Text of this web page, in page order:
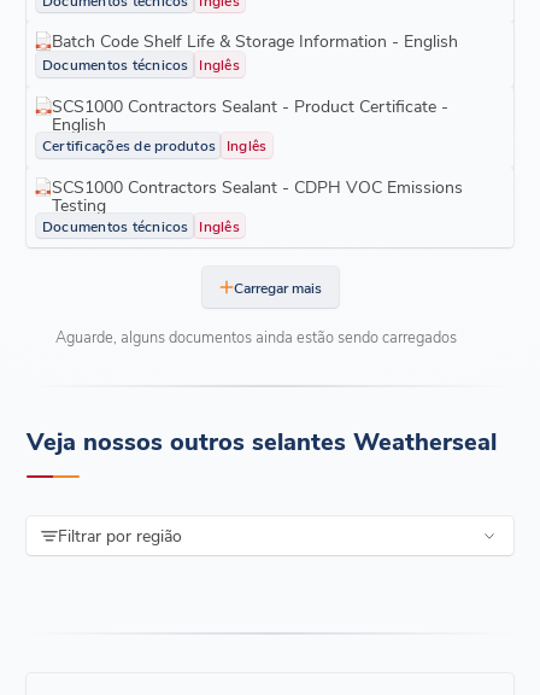
Batch Code Shelf Life & Storage Information - English
Documentos técnicos Inglês
SCS1000 Contractors Sealant - Product Certificate -
English
Certificações de produtos Inglês
SCS1000 Contractors Sealant - CDPH VOC Emissions
Testing
Documentos técnicos Inglês
Carregar mais
Aguarde, alguns documentos ainda estão sendo carregados
Veja nossos outros selantes Weatherseal
Filtrar por região